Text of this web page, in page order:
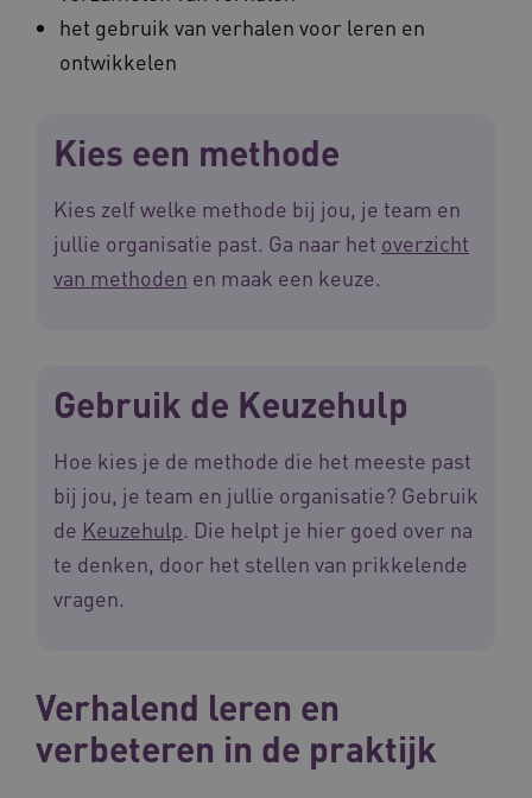
het gebruik van verhalen voor leren en
ontwikkelen
Kies een methode
Kies zelf welke methode bij jou, je team en
jullie organisatie past. Ga naar het overzicht
van methoden en maak een keuze.
Gebruik de Keuzehulp
Hoe kies je de methode die het meeste past
bij jou, je team en jullie organisatie? Gebruik
de Keuzehulp. Die helpt je hier goed over na
te denken, door het stellen van prikkelende
vragen.
Verhalend leren en
verbeteren in de praktijk
ARRAffinitySameSite
Microsoft Corporation
vilans.blueconic.net